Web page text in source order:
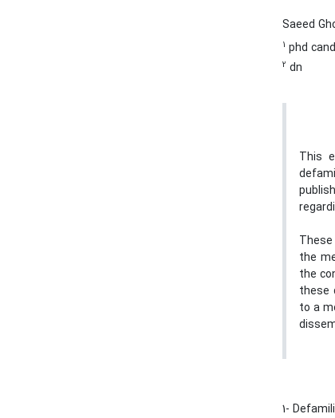
Saeed
1 phd
2 dn
This
the
the
these
to a
1-